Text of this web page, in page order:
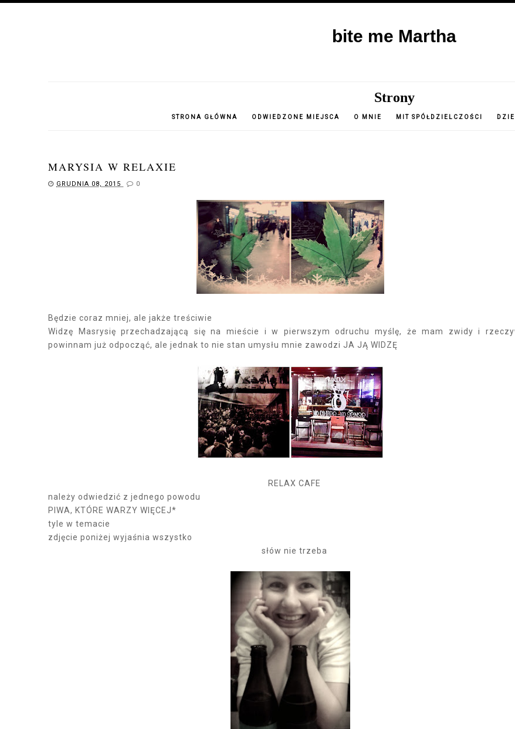
bite me Martha
Strony
STRONA GŁÓWNA ODWIEDZONE MIEJSCA O MNIE MIT SPÓŁDZIELCZOŚCI
MARYSIA W RELAXIE
GRUDNIA 08, 2015 0
Będzie coraz mniej, ale jakże treściwie
Widzę Masrysię przechadzającą się na mieście i w pierwszym odruchu myślę, że mam zwidy i
powinnam już odpocząć, ale jednak to nie stan umysłu mnie zawodzi JA JĄ WIDZĘ
RELAX CAFE
należy odwiedzić z jednego powodu
PIWA, KTÓRE WARZY WIĘCEJ*
tyle w temacie
zdjęcie poniżej wyjaśnia wszystko
słów nie trzeba